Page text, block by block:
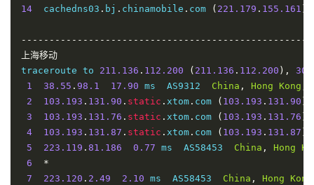
12
*
15
*
16
*
17
120.80 .147.254 94.64 ms  AS17623 China,
18
  dns2
- ftcg .gdsz cncnet net 210.21 .196.6 84.73
14
  cachedns03
. bj . chinamobile . com ( 221.179 . 155.161
上海移动
traceroute to 211.136 . 112.200 ( 211.136 . 112.200 ), 30
1
38.55 . 98.1 17.90 ms  AS9312 China , Hong Kong
2
103.193 . 131.90 . static . xtom . com ( 103.193 . 131.90
3
103.193 . 131.76 . static . xtom . com ( 103.193 . 131.76
4
103.193 . 131.87 . static . xtom . com ( 103.193 . 131.87
5
223.119 . 81.186 0.77 ms  AS58453 China , Hong
6
*
7
223.120 . 2.49 2.10 ms  AS58453 China , Hong Kong